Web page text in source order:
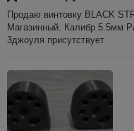
Продаю винтовку BLACK
Магазинный. Калибр 5.5мм
3джоуля присутствует